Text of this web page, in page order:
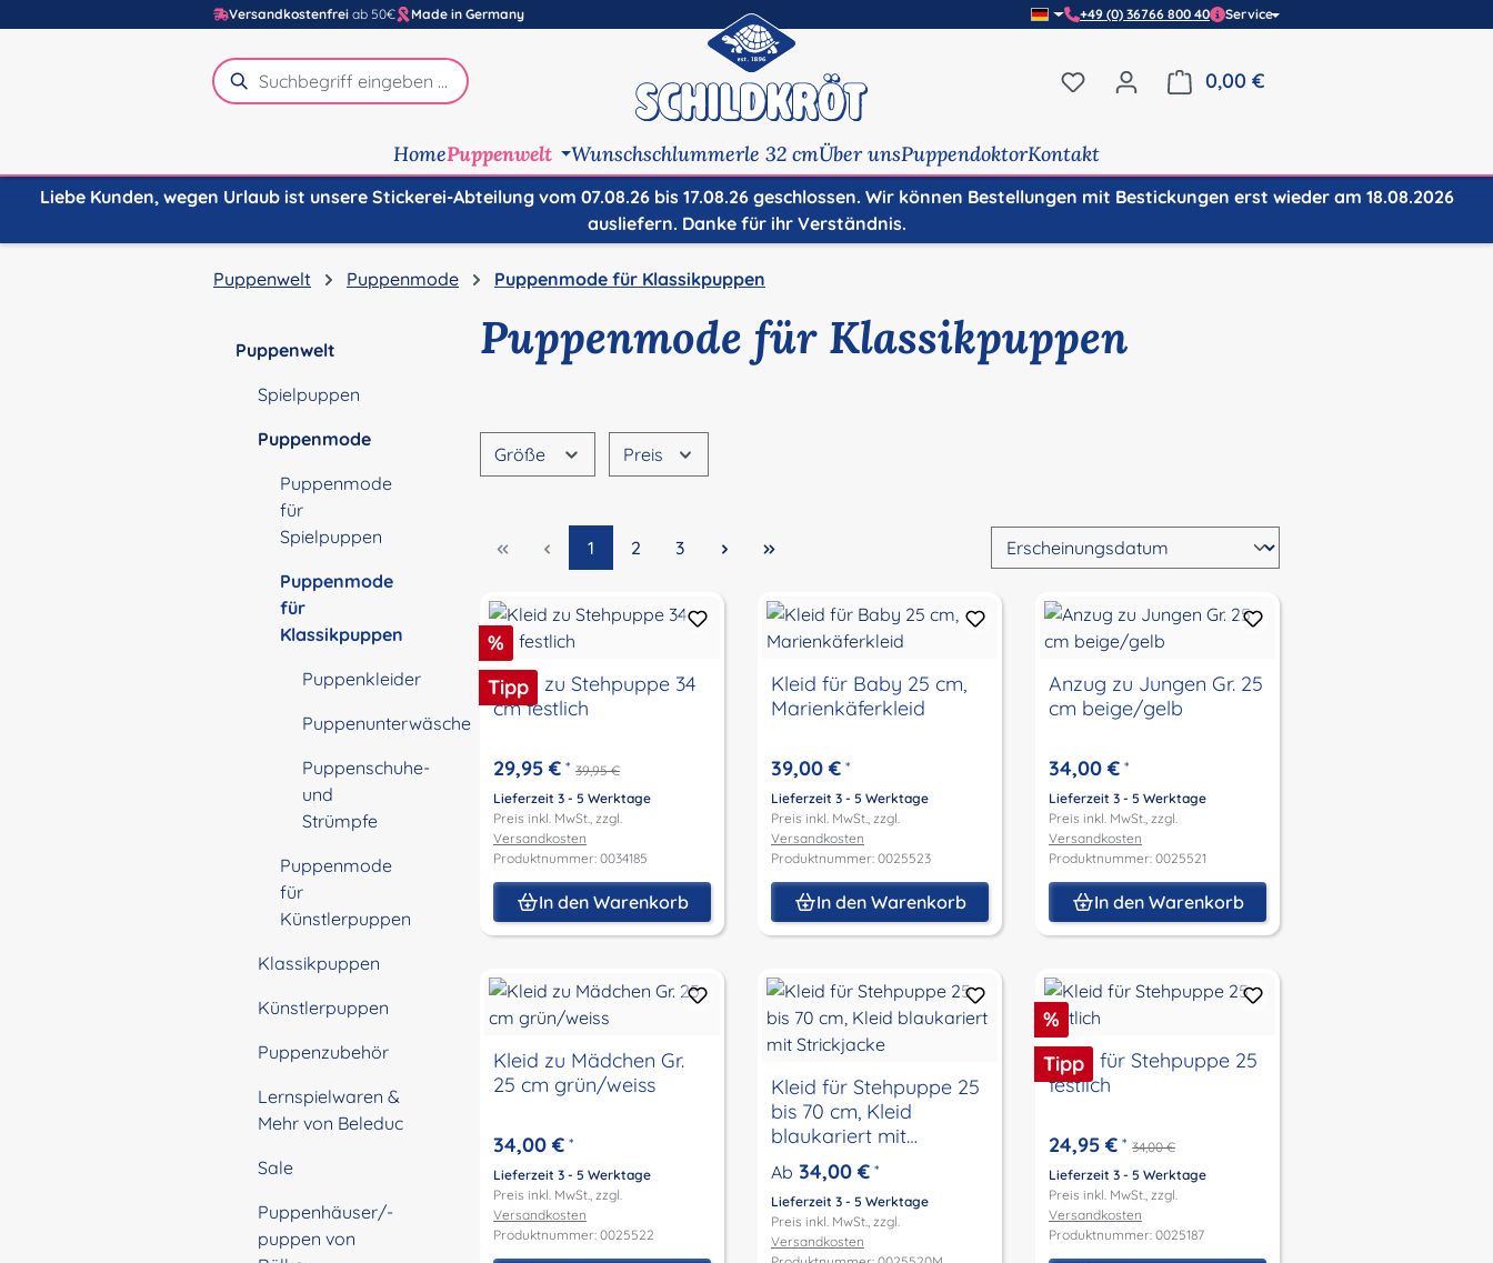
Hauptinhalt springen
Zur Suche springen
Zur Hauptnavigation springen
Versandkostenfrei ab 50€ Made in Germany +49 (0) 36766 800 40 Service
Du hast 0 Produkte auf dem Merkzettel
0,00 €
HomePuppenwelt Wunschschlummerle 32 cmÜber unsPuppendoktorKontakt
Liebe Kunden, wegen Urlaub ist unsere Stickerei-Abteilung vom 07.08.26 bis 17.08.26 geschlossen. Wir können Bestellungen mit Bestickungen erst wieder am 18.08.2026
ausliefern. Danke für ihr Verständnis.
Puppenwelt Puppenmode Puppenmode für Klassikpuppen
Puppenwelt
Spielpuppen
Puppenmode
Puppenmode
für
Spielpuppen
Puppenmode
für
Klassikpuppen
Puppenkleider
Puppenunterwäsche
Puppenschuhe-
und
Strümpfe
Puppenmode
für
Künstlerpuppen
Klassikpuppen
Künstlerpuppen
Puppenzubehör
Lernspielwaren &
Mehr von Beleduc
Sale
Puppenhäuser/-
puppen von
Puppenmode für Klassikpuppen
Größe Preis
Seite
1 Seite
2 Seite
3
Rabatt
%
Tipp
Kleid zu Stehpuppe 34
cm festlich
29,95 € * 39,95 €
Lieferzeit 3 - 5 Werktage
Preis inkl. MwSt., zzgl.
Versandkosten
Produktnummer: 0034185
In den Warenkorb
Kleid für Baby 25 cm,
Marienkäferkleid
39,00 € *
Lieferzeit 3 - 5 Werktage
Preis inkl. MwSt., zzgl.
Versandkosten
Produktnummer: 0025523
In den Warenkorb
Anzug zu Jungen Gr. 25
cm beige/gelb
34,00 € *
Lieferzeit 3 - 5 Werktage
Preis inkl. MwSt., zzgl.
Versandkosten
Produktnummer: 0025521
In den Warenkorb
Kleid zu Mädchen Gr.
25 cm grün/weiss
34,00 € *
Lieferzeit 3 - 5 Werktage
Preis inkl. MwSt., zzgl.
Versandkosten
Produktnummer: 0025522
Kleid für Stehpuppe 25
bis 70 cm, Kleid
blaukariert mit
Strickjacke
Ab 34,00 € *
Lieferzeit 3 - 5 Werktage
Preis inkl. MwSt., zzgl.
Versandkosten
Rabatt
%
Tipp
Kleid für Stehpuppe 25
festlich
24,95 € * 34,00 €
Lieferzeit 3 - 5 Werktage
Preis inkl. MwSt., zzgl.
Versandkosten
Produktnummer: 0025187